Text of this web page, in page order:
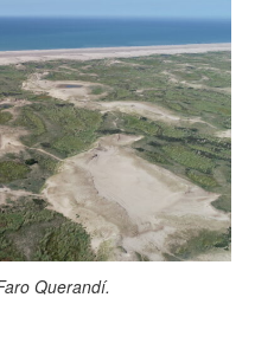
Querandí.